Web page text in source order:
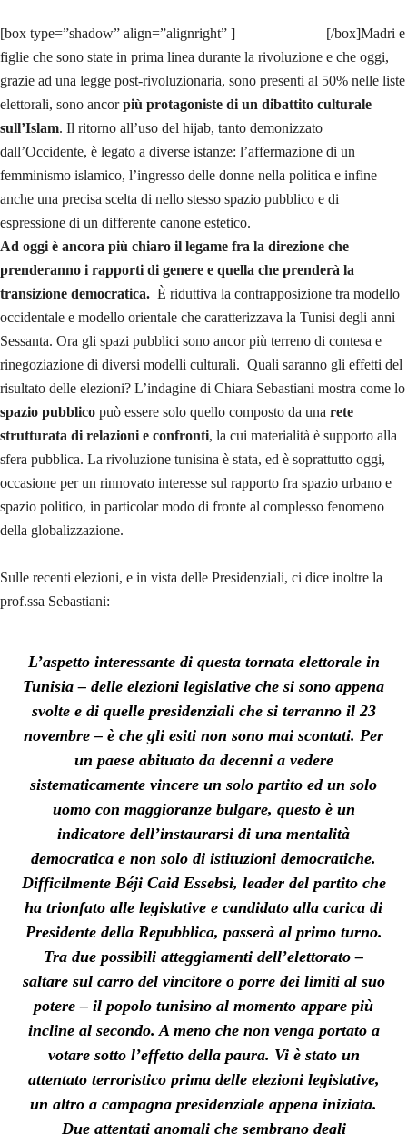
[box type=”shadow” align=”alignright” ]
[/box]Madri e
figlie che sono state in prima linea durante la rivoluzione e che oggi,
grazie ad una legge post-rivoluzionaria, sono presenti al 50% nelle liste
elettorali, sono ancorpiù protagoniste di un dibattito culturale
sull’Islam. Il ritorno all’uso del hijab, tanto demonizzato
dall’Occidente, è legato a diverse istanze: l’affermazione di un
femminismo islamico, l’ingresso delle donne nella politica e infine
anche una precisa scelta di nello stesso spazio pubblico e di
espressione di un differente canone estetico.
Ad oggi è ancora più chiaro il legame fra la direzione che
prenderanno i rapporti di genere e quella che prenderà la
transizione democratica. È riduttiva la contrapposizione tra modello
occidentale e modello orientale che caratterizzava la Tunisi degli anni
Sessanta. Ora gli spazi pubblici sono ancor più terreno di contesa e
rinegoziazione di diversi modelli culturali. Quali saranno gli effetti del
risultato delle elezioni? L’indagine di Chiara Sebastiani mostra come lo
spazio pubblico può essere solo quello composto da una rete
strutturata di relazioni e confronti, la cui materialità è supporto alla
sfera pubblica. La rivoluzione tunisina è stata, ed è soprattutto oggi,
occasione per un rinnovato interesse sul rapporto fra spazio urbano e
spazio politico, in particolar modo di fronte al complesso fenomeno
della globalizzazione.
Sulle recenti elezioni, e in vista delle Presidenziali, ci dice inoltre la
prof.ssa Sebastiani:
L’aspetto interessante di questa tornata elettorale in
Tunisia – delle elezioni legislative che si sono appena
svolte e di quelle presidenziali che si terranno il 23
novembre – è che gli esiti non sono mai scontati. Per
un paese abituato da decenni a vedere
sistematicamente vincere un solo partito ed un solo
uomo con maggioranze bulgare, questo è un
indicatore dell’instaurarsi di una mentalità
democratica e non solo di istituzioni democratiche.
Difficilmente Béji Caid Essebsi, leader del partito che
ha trionfato alle legislative e candidato alla carica di
Presidente della Repubblica, passerà al primo turno.
Tra due possibili atteggiamenti dell’elettorato –
saltare sul carro del vincitore o porre dei limiti al suo
potere – il popolo tunisino al momento appare più
incline al secondo. A meno che non venga portato a
votare sotto l’effetto della paura. Vi è stato un
attentato terroristico prima delle elezioni legislative,
un altro a campagna presidenziale appena iniziata.
Due attentati anomali che sembrano degli